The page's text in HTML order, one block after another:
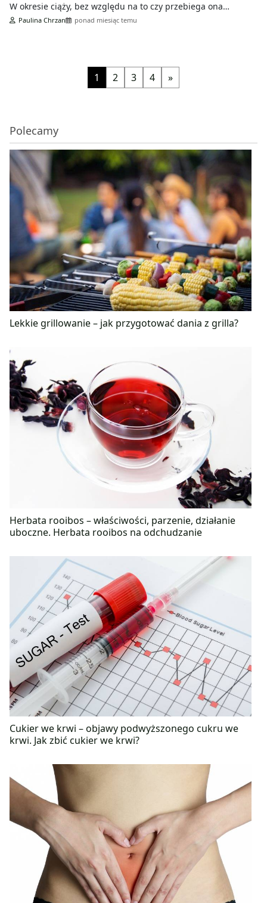
W okresie ciąży, bez względu na to czy przebiega ona…
Paulina Chrzan ponad miesiąc temu
1 2 3 4 »
Polecamy
Lekkie grillowanie – jak przygotować dania z grilla?
Herbata rooibos – właściwości, parzenie, działanie
uboczne. Herbata rooibos na odchudzanie
Cukier we krwi – objawy podwyższonego cukru we
krwi. Jak zbić cukier we krwi?